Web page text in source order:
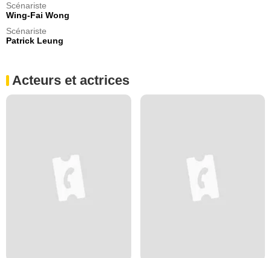
Scénariste
Wing-Fai Wong
Scénariste
Patrick Leung
Acteurs et actrices